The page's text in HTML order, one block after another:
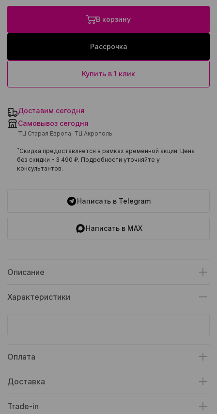
В корзину
Рассрочка
Купить в 1 клик
Доставим сегодня
Самовывоз сегодня
ТЦ Старая Европа, ТЦ Акрополь
*Скидка предоставляется в рамках временной акции. Цена
без скидки - 3 490 ₽. Подробности уточняйте у
консультантов.
Написать в Telegram
Написать в MAX
Описание
Характеристики
Оплата
Доставка
Trade-in